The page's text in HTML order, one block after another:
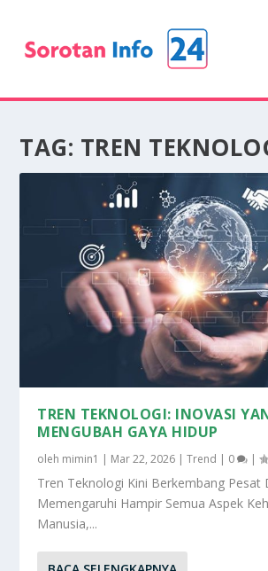
TAG: TREN
TREN TEKNOLOGI: INOVASI
MENGUBAH GAYA HIDUP
oleh mimin1 | Mar 22, 2026 |Trend | 0 |
Tren Teknologi Kini Berkembang Pesat
Memengaruhi Hampir Semua Aspek
Manusia,...